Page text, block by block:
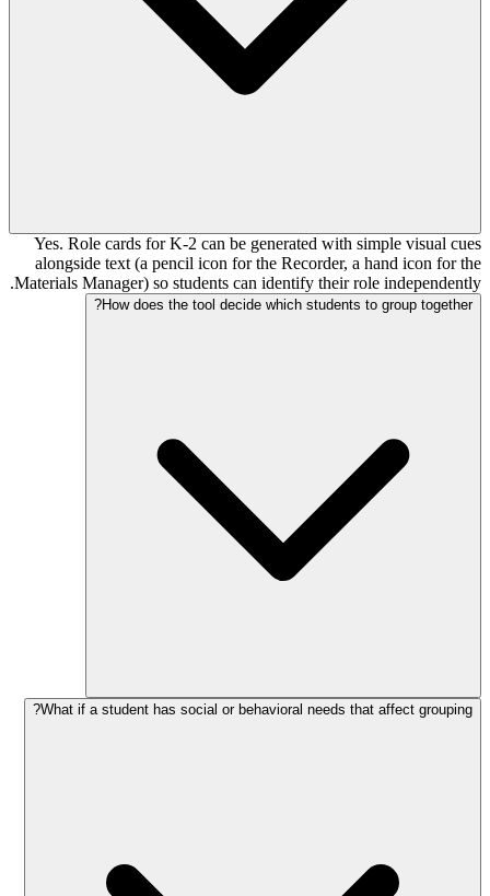
Yes. Role cards for K-2 can be generated with simple visual cues
alongside text (a pencil icon for the Recorder, a hand icon for the
Materials Manager) so students can identify their role independently.
How does the tool decide which students to group together?
What if a student has social or behavioral needs that affect grouping?